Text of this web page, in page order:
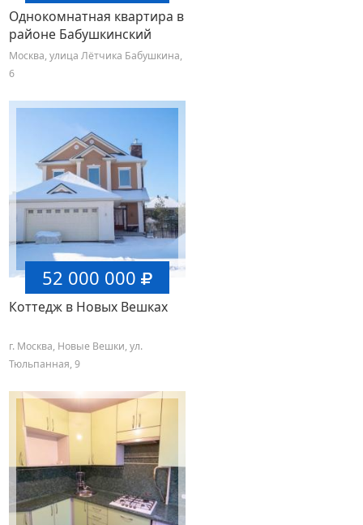
Однокомнатная квартира в
районе Бабушкинский
Москва, улица Лётчика Бабушкина,
6
52 000 000
Коттедж в Новых Вешках
г. Москва, Новые Вешки, ул.
Тюльпанная, 9